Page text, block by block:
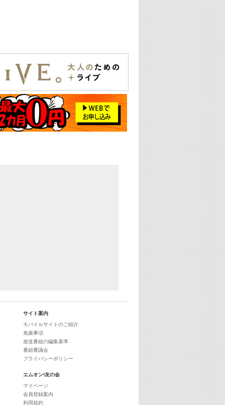
サイト案内
モバイルサイトのご紹介
免責事項
放送番組の編集基準
番組審議会
プライバシーポリシー
エムオン!友の会
マイページ
会員登録案内
利用規約